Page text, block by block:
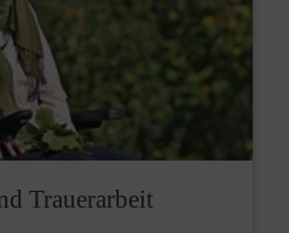
Trauerarbeit